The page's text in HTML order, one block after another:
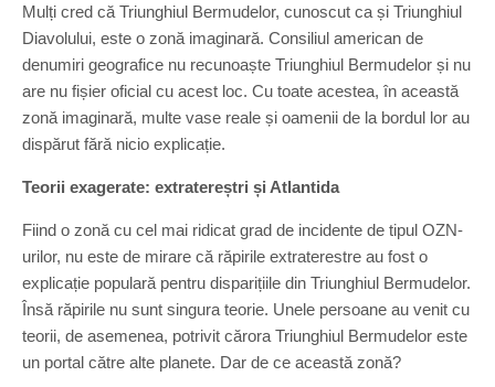
Mulți cred că Triunghiul Bermudelor, cunoscut ca și Triunghiul
Diavolului, este o zonă imaginară. Consiliul american de
denumiri geografice nu recunoaște Triunghiul Bermudelor și nu
are nu fișier oficial cu acest loc. Cu toate acestea, în această
zonă imaginară, multe vase reale și oamenii de la bordul lor au
dispărut fără nicio explicație.
Teorii exagerate: extratereștri și Atlantida
Fiind o zonă cu cel mai ridicat grad de incidente de tipul OZN-
urilor, nu este de mirare că răpirile extraterestre au fost o
explicație populară pentru disparițiile din Triunghiul Bermudelor.
Însă răpirile nu sunt singura teorie. Unele persoane au venit cu
teorii, de asemenea, potrivit cărora Triunghiul Bermudelor este
un portal către alte planete. Dar de ce această zonă?